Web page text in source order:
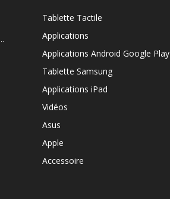
Tablette Tactile
Applications
Applications Android Google Play
Tablette Samsung
Applications iPad
Vidéos
Asus
Apple
Accessoire